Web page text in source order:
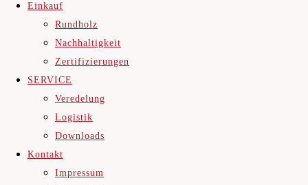
Einkauf
Rundholz
Nachhaltigkeit
Zertifizierungen
SERVICE
Veredelung
Logistik
Downloads
Kontakt
Impressum